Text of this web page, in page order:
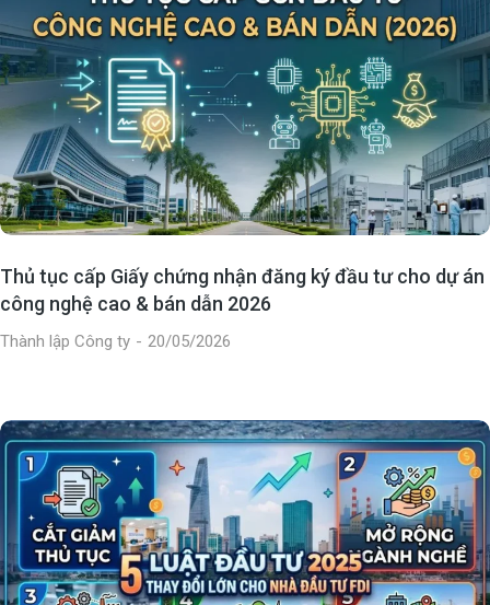
Thủ tục cấp Giấy chứng nhận đăng ký đầu tư cho dự án
công nghệ cao & bán dẫn 2026
Thành lập Công ty 20/05/2026